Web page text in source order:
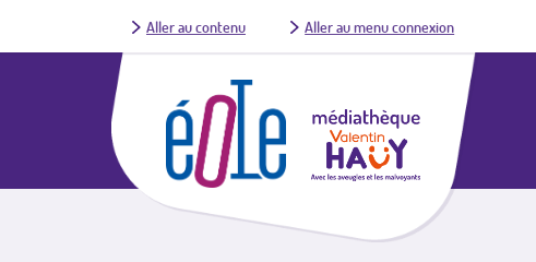
Aller au contenu Aller au menu connexion